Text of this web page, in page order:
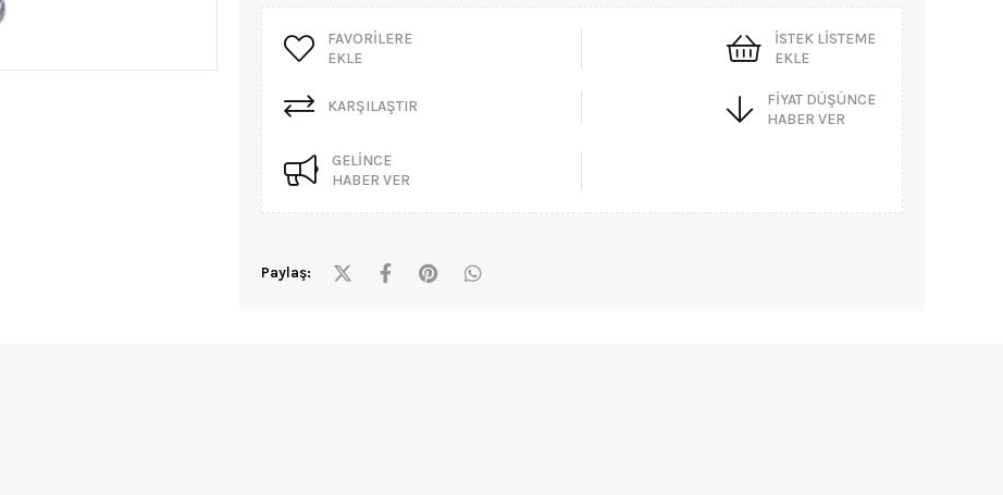
FAVORILERE
EKLE
İSTEK LISTEME
EKLE
KARŞILAŞTIR
FIYAT DÜŞÜNCE
HABER VER
GELINCE
HABER VER
Paylaş: